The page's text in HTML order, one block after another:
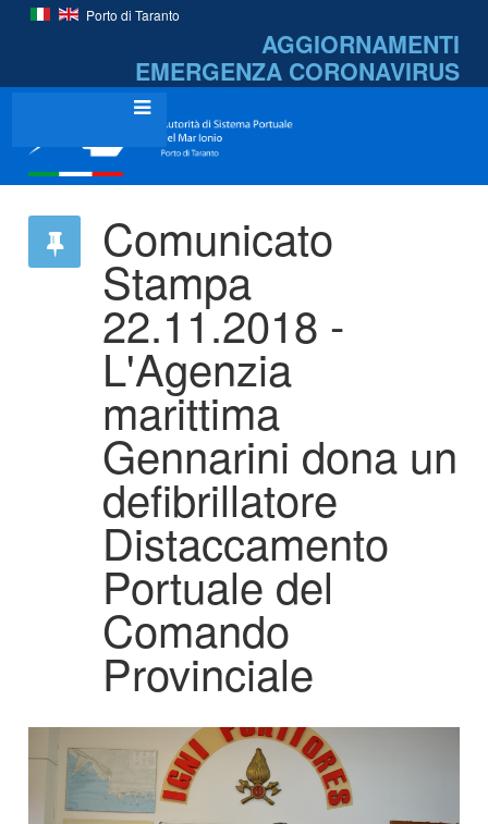
Porto di Taranto
AGGIORNAMENTI
EMERGENZA CORONAVIRUS
Comunicato
Stampa
22.11.2018 -
L'Agenzia
marittima
Gennarini dona un
defibrillatore
Distaccamento
Portuale del
Comando
Provinciale